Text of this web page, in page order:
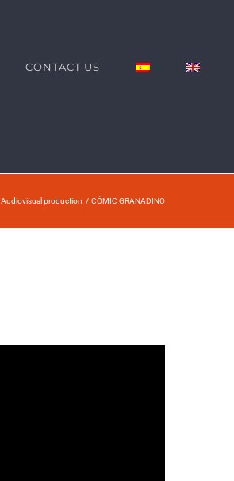
CONTACT US
Audiovisual production CÓMIC GRANADINO